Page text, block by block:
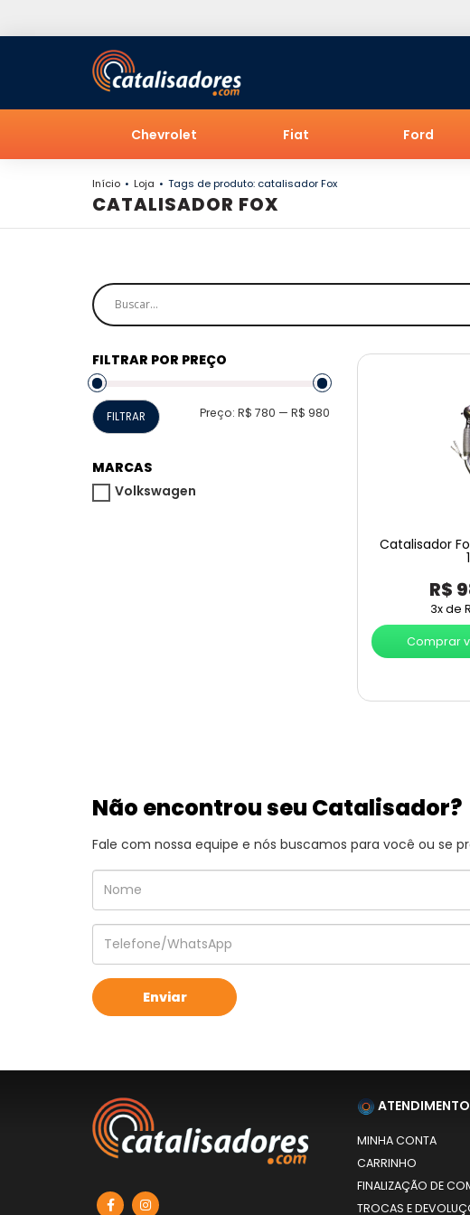
Chevrolet Fiat Ford
Início Loja Tags de produto: catalisador Fox
CATALISADOR FOX
FILTRAR POR PREÇO
Preço
Preço
FILTRAR Preço: R$ 780 — R$ 980
MARCAS
Volkswagen
Catalisador
R$
3x de
Comprar
Não encontrou seu Catalisador?
Fale com nossa equipe e nós buscamos para você ou se
ATENDIMENTO
MINHA CONTA
CARRINHO
FINALIZAÇÃO DE
TROCAS E